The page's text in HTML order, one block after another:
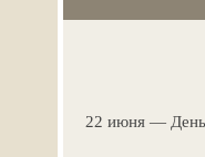
22 июня — День